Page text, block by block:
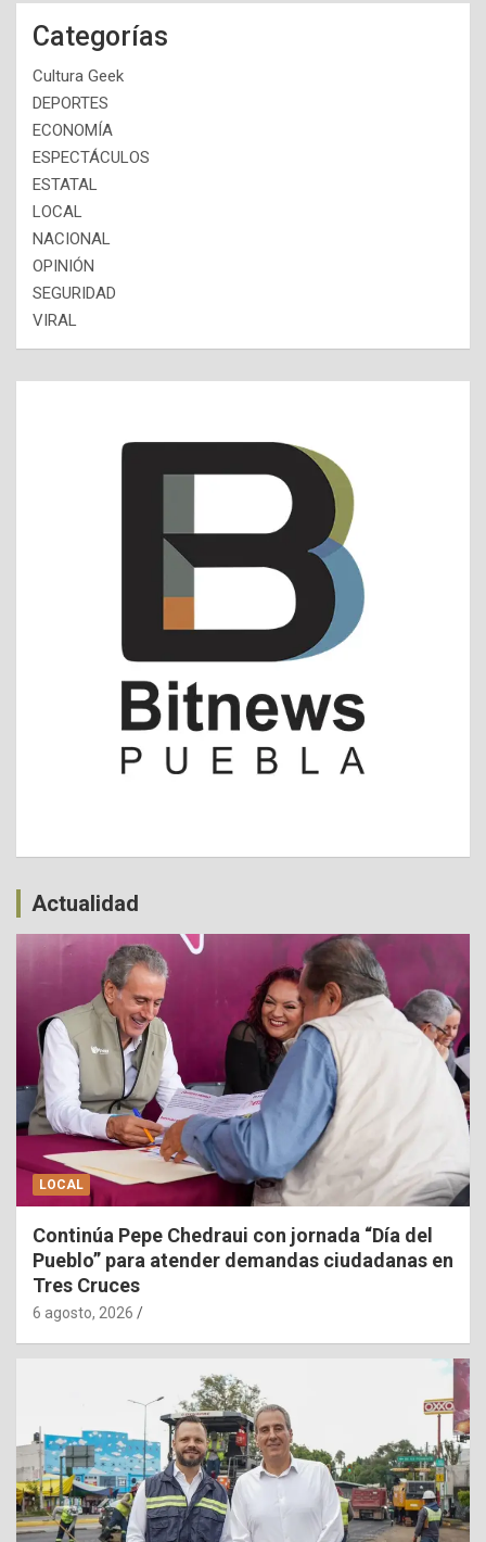
Categorías
Cultura Geek
DEPORTES
ECONOMÍA
ESPECTÁCULOS
ESTATAL
LOCAL
NACIONAL
OPINIÓN
SEGURIDAD
VIRAL
Actualidad
LOCAL
Continúa Pepe Chedraui con jornada “Día del
Pueblo” para atender demandas ciudadanas en
Tres Cruces
6 agosto, 2026